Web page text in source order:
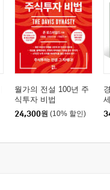
월가의 전설 100년 주
식투자 비법
24,300원 (10% 할인)